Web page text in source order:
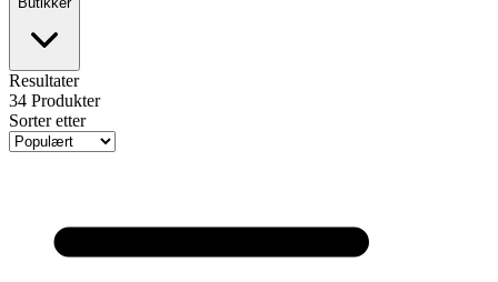
Resultater
34 Produkter
Sorter etter